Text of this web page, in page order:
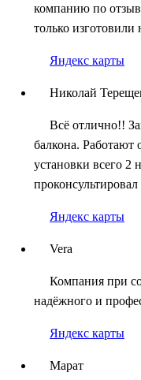
компанию по
только
Яндекс карты
Николай
Всё отлично!!
балкона. Работают
установки всего 2
Яндекс карты
Vera
Компания при
надёжного и
Яндекс карты
Марат